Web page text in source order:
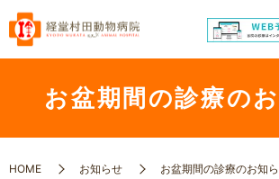
お盆期間の診療の
HOME お知らせ お盆期間の診療のお知